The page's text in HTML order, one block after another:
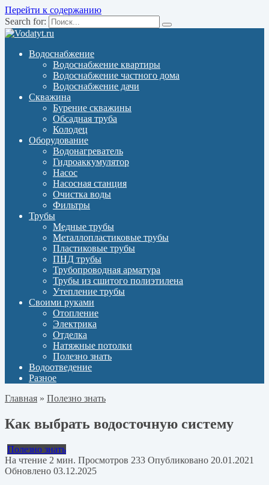
Перейти к содержанию
Search for:
Водоснабжение
Водоснабжение квартиры
Водоснабжение частного дома
Водоснабжение дачи
Скважина
Бурение скважины
Обсадная труба
Колодец
Оборудование
Водонагреватель
Гидроаккумулятор
Насос
Насосная станция
Очистка воды
Фильтры
Трубы
Медные трубы
Металлопластиковые трубы
Пластиковые трубы
ПНД трубы
Трубопроводная арматура
Трубы из сшитого полиэтилена
Утепление трубы
Своими руками
Отопление
Электрика
Отделка
Натяжные потолки
Полезно знать
Водоотведение
Разное
Главная » Полезно знать
Как выбрать водосточную систему
Полезно знать
На чтение 2 мин. Просмотров 233 Опубликовано 20.01.2021
Обновлено 03.12.2025